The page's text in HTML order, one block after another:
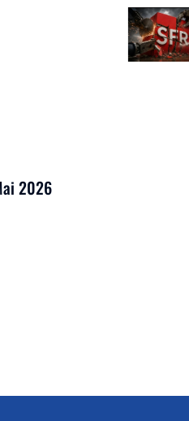
2026